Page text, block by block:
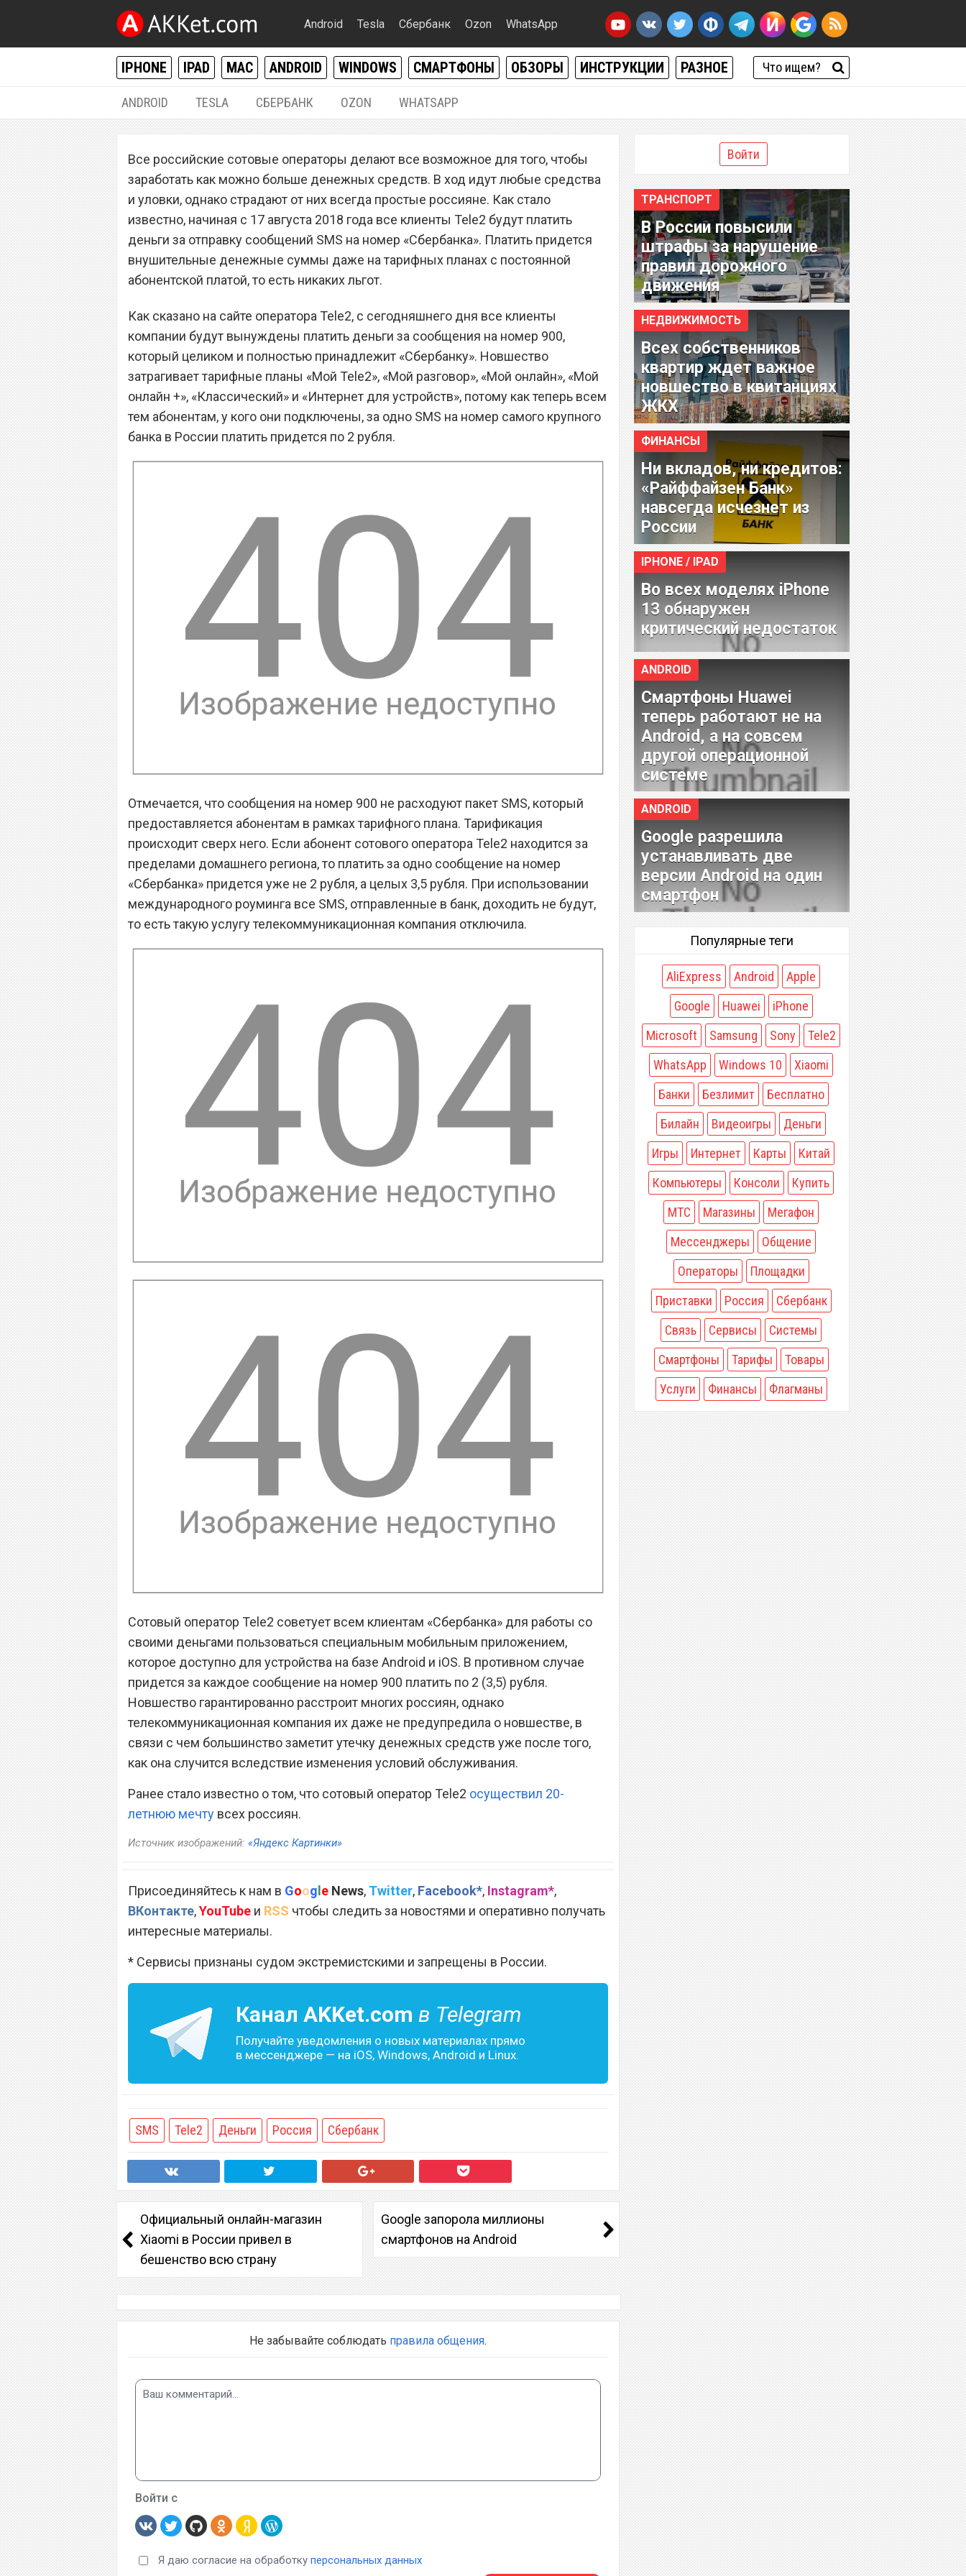
Android Tesla Сбербанк Ozon WhatsApp
IPHONE IPAD MAC ANDROID WINDOWS СМАРТФОНЫ ОБЗОРЫ ИНСТРУКЦИИ РАЗНОЕ
ANDROID TESLA СБЕРБАНК OZON WHATSAPP
Сотовый оператор Tele2 сделал SMS на
номер «Сбербанка» платными для всех
абонентов
Все российские сотовые операторы делают все возможное для того, чтобы
заработать как можно больше денежных средств. В ход идут любые средства
и уловки, однако страдают от них всегда простые россияне. Как стало
известно, начиная с 17 августа 2018 года все клиенты Tele2 будут платить
деньги за отправку сообщений SMS на номер «Сбербанка». Платить придется
внушительные денежные суммы даже на тарифных планах с постоянной
абонентской платой, то есть никаких льгот.
Как сказано на сайте оператора Tele2, с сегодняшнего дня все клиенты
компании будут вынуждены платить деньги за сообщения на номер 900,
который целиком и полностью принадлежит «Сбербанку». Новшество
затрагивает тарифные планы «Мой Tele2», «Мой разговор», «Мой онлайн», «Мой
онлайн +», «Классический» и «Интернет для устройств», потому как теперь всем
тем абонентам, у кого они подключены, за одно SMS на номер самого крупного
банка в России платить придется по 2 рубля.
Отмечается, что сообщения на номер 900 не расходуют пакет SMS, который
предоставляется абонентам в рамках тарифного плана. Тарификация
происходит сверх него. Если абонент сотового оператора Tele2 находится за
пределами домашнего региона, то платить за одно сообщение на номер
«Сбербанка» придется уже не 2 рубля, а целых 3,5 рубля. При использовании
международного роуминга все SMS, отправленные в банк, доходить не будут,
то есть такую услугу телекоммуникационная компания отключила.
Сотовый оператор Tele2 советует всем клиентам «Сбербанка» для работы со
своими деньгами пользоваться специальным мобильным приложением,
которое доступно для устройства на базе Android и iOS. В противном случае
придется за каждое сообщение на номер 900 платить по 2 (3,5) рубля.
Новшество гарантированно расстроит многих россиян, однако
телекоммуникационная компания их даже не предупредила о новшестве, в
связи с чем большинство заметит утечку денежных средств уже после того,
как она случится вследствие изменения условий обслуживания.
Ранее стало известно о том, что сотовый оператор Tele2 осуществил 20-
летнюю мечту всех россиян.
Источник изображений: «Яндекс Картинки»
Присоединяйтесь к нам в Goog e News, Twitter, Facebook*, Instagram*,
ВКонтакте,YouTube и RSS чтобы следить за новостями и оперативно получать
интересные материалы.
* Сервисы признаны судом экстремистскими и запрещены в России.
Канал AKKet.com в Telegram
Получайте уведомления о новых материалах прямо
в мессенджере — на iOS, Windows, Android и Linux.
SMS Tele2 Деньги Россия Сбербанк
Официальный онлайн-магазин
Xiaomi в России привел в
бешенство всю страну
Google запорола миллионы
смартфонов на Android
Не забывайте соблюдать правила общения.
Войти с
Я даю согласие на обработку персональных данных
Войти
ТРАНСПОРТ
В России повысили
штрафы за нарушение
правил дорожного
движения
НЕДВИЖИМОСТЬ
Всех собственников
квартир ждет важное
новшество в квитанциях
ЖКХ
ФИНАНСЫ
Ни вкладов, ни кредитов:
«Райффайзен Банк»
навсегда исчезнет из
России
IPHONE / IPAD
Во всех моделях iPhone
13 обнаружен
критический недостаток
ANDROID
Смартфоны Huawei
теперь работают не на
Android, а на совсем
другой операционной
системе
ANDROID
Google разрешила
устанавливать две
версии Android на один
смартфон
Популярные теги
AliExpress Android
Apple
Google
Huawei
iPhone
Microsoft
Samsung Sony
Tele2
WhatsApp
Windows 10
Xiaomi
Банки
Безлимит
Бесплатно
Билайн
Видеоигры
Деньги
Игры
Интернет Карты
Китай
Компьютеры
Консоли
Купить
МТС
Магазины
Мегафон
Мессенджеры
Общение
Операторы
Площадки
Приставки
Россия
Сбербанк
Связь
Сервисы
Системы
Смартфоны
Тарифы
Товары
Услуги
Финансы Флагманы